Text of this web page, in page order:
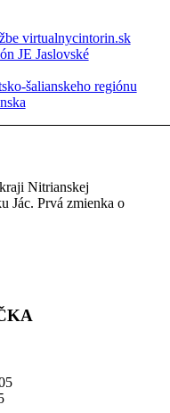
virtualnycintorin.sk
JE Jaslovské
šalianskeho regiónu
Nitrianskej
Jác. Prvá zmienka o